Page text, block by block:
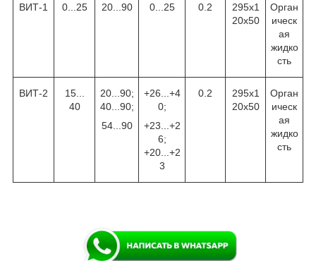
ВИТ-1 0...25 20...90 0...25 0.2
295х1
20х50
Орган
ическ
ая
жидко
сть
ВИТ-2
15...
40
20...90;
40...90;
54...90
+26...+4
0;
+23...+2
6;
+20...+2
3
0.2
295x1
20x50
Орган
ическ
ая
жидко
сть